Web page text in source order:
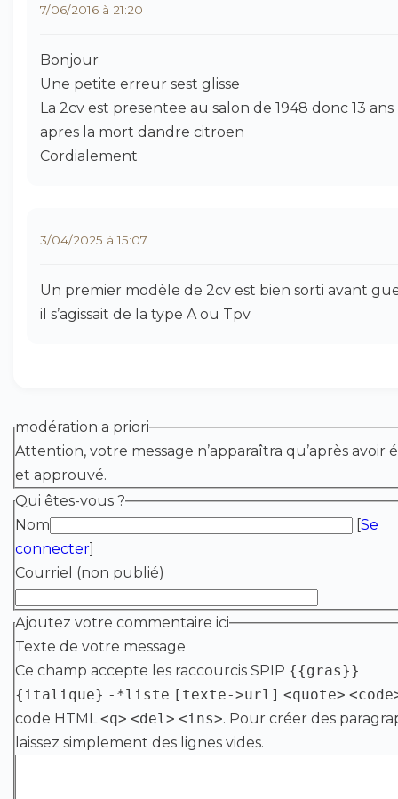
7/06/2016 à 21:20
Bonjour
Une petite erreur sest glisse
La 2cv est presentee au salon de 1948 donc 13 ans
apres la mort dandre citroen
Cordialement
3/04/2025 à 15:07
Un premier modèle de 2cv est bien sorti avant
il s’agissait de la type A ou Tpv
modération a priori
Attention, votre message n’apparaîtra qu’après avoir
et approuvé.
Qui êtes-vous ?
Nom
[Se
connecter]
Courriel (non publié)
Ajoutez votre commentaire ici
Texte de votre message
Ce champ accepte les raccourcis SPIP {{gras}}
{italique} -*liste [texte->url] <quote>
code HTML<q> <del> <ins>. Pour créer des
laissez simplement des lignes vides.